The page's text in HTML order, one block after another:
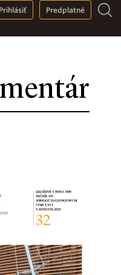
Prihlásiť Predplatné